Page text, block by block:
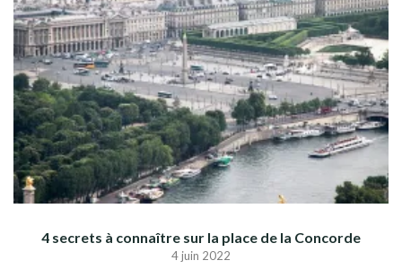
4 secrets à connaître sur la place de la Concorde
4 juin 2022